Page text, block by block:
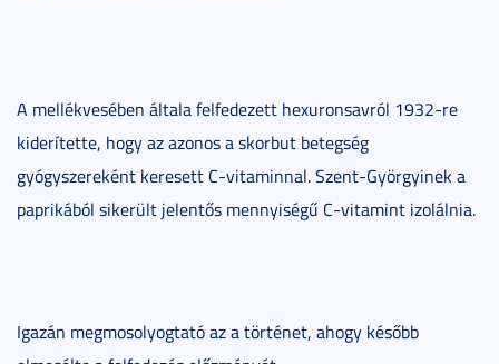
A mellékvesében általa felfedezett hexuronsavról 1932-re
kiderítette, hogy az azonos a skorbut betegség
gyógyszereként keresett C-vitaminnal. Szent-Györgyinek a
paprikából sikerült jelentős mennyiségű C-vitamint izolálnia.
Igazán megmosolyogtató az a történet, ahogy később